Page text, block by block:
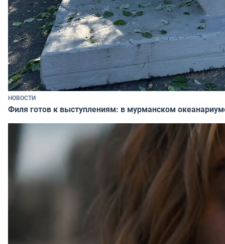
НОВОСТИ
Филя готов к выступлениям: в мурманском